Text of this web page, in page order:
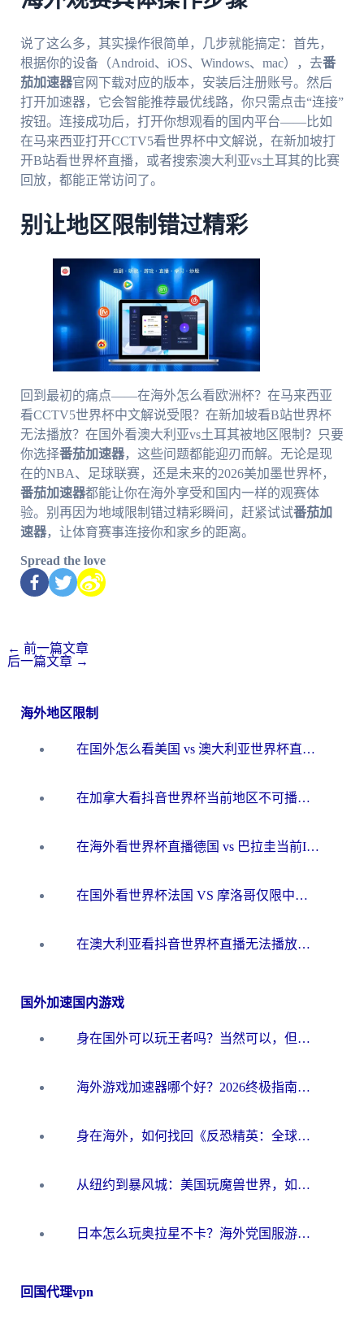
说了这么多，其实操作很简单，几步就能搞定：首先，
根据你的设备（Android、iOS、Windows、mac），去番
茄加速器官网下载对应的版本，安装后注册账号。然后
打开加速器，它会智能推荐最优线路，你只需点击“连接”
按钮。连接成功后，打开你想观看的国内平台——比如
在马来西亚打开CCTV5看世界杯中文解说，在新加坡打
开B站看世界杯直播，或者搜索澳大利亚vs土耳其的比赛
回放，都能正常访问了。
别让地区限制错过精彩
回到最初的痛点——在海外怎么看欧洲杯？在马来西亚
看CCTV5世界杯中文解说受限？在新加坡看B站世界杯
无法播放？在国外看澳大利亚vs土耳其被地区限制？只要
你选择番茄加速器，这些问题都能迎刃而解。无论是现
在的NBA、足球联赛，还是未来的2026美加墨世界杯，
番茄加速器都能让你在海外享受和国内一样的观赛体
验。别再因为地域限制错过精彩瞬间，赶紧试试番茄加
速器，让体育赛事连接你和家乡的距离。
Spread the love
← 前一篇文章
后一篇文章 →
海外地区限制
在国外怎么看美国 vs 澳大利亚世界杯直播？海外党必藏的中文解说观赛指南
在加拿大看抖音世界杯当前地区不可播放？海外党体育观赛终极指南
在海外看世界杯直播德国 vs 巴拉圭当前IP受限制？这篇指南帮你轻松解决地区限制
在国外看世界杯法国 VS 摩洛哥仅限中国大陆？别让地域限制拦下你的欢呼
在澳大利亚看抖音世界杯直播无法播放？海外党体育观赛终极指南来了！
国外加速国内游戏
身在国外可以玩王者吗？当然可以，但你需要这份“加速”指南
海外游戏加速器哪个好？2026终极指南帮你畅玩国服+解决卡顿难题
身在海外，如何找回《反恐精英：全球攻势》国服的丝滑手感？一份给你的终极指南
从纽约到暴风城：美国玩魔兽世界，如何找到你的最佳网络航线
日本怎么玩奥拉星不卡？海外党国服游戏加速器选择全攻略
回国代理vpn